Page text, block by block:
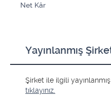
Net Kâr
Yayınlanmış
Şirket ile ilgili
tıklayınız.